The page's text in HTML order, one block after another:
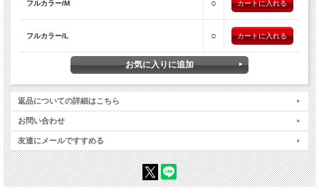
フルカラー/M ○
フルカラー/L ○
返品についての詳細はこちら
お問い合わせ
友達にメールですすめる